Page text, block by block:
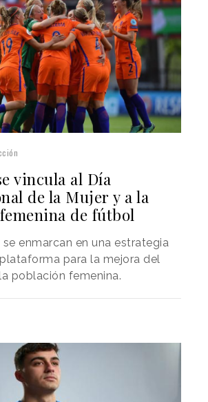
vincula al Día
de la Mujer y a la
de fútbol
enmarcan en una estrategia
para la mejora del
población femenina.